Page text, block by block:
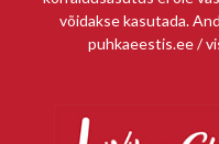
võidakse kasutada.
puhkaeestis.ee /